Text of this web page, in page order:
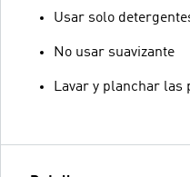
Usar solo
No usar suavizante
Lavar y planchar las